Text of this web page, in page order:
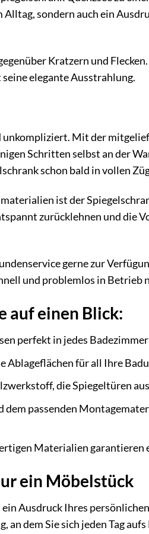
sondern auch ein
Kratzern und
elegante Ausstrahlung.
unkompliziert. Mit der
Schritten selbst an der
schon bald in vollen
ist der
zurücklehnen und die
gerne zur
und problemlos in Betrieb
auf einen Blick:
perfekt in jedes
Ablageflächen für all Ihre
die Spiegeltüren
passenden
Materialien garantieren
ein Möbelstück
Ausdruck Ihres
dem Sie sich jeden Tag